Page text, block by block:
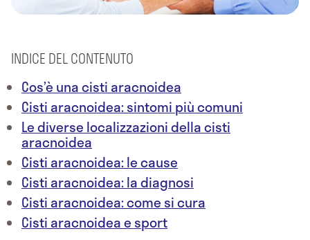
INDICE DEL CONTENUTO
Cos’è una cisti aracnoidea
Cisti aracnoidea: sintomi più comuni
Le diverse localizzazioni della cisti
aracnoidea
Cisti aracnoidea: le cause
Cisti aracnoidea: la diagnosi
Cisti aracnoidea: come si cura
Cisti aracnoidea e sport